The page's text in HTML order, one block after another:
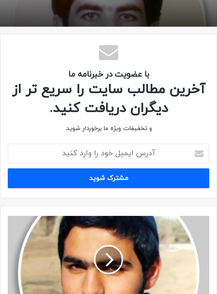
با عضویت در خبرنامه ما
آخرین مطالب سایت را سریع تر از
دیگران دریافت کنید.
و تخفیفات ویژه ما برخوردار شوید.